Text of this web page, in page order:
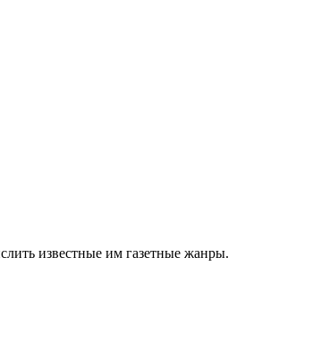
известные им газетные жанры.